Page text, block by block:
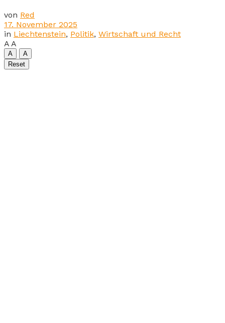
von Red
17. November 2025
in Liechtenstein, Politik, Wirtschaft und Recht
A A
A
A
Reset